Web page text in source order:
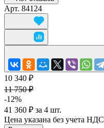
Арт. 84124
10 340 ₽
11 750 ₽
-12%
41 360 ₽ за 4 шт.
Цена указана без учета НДС